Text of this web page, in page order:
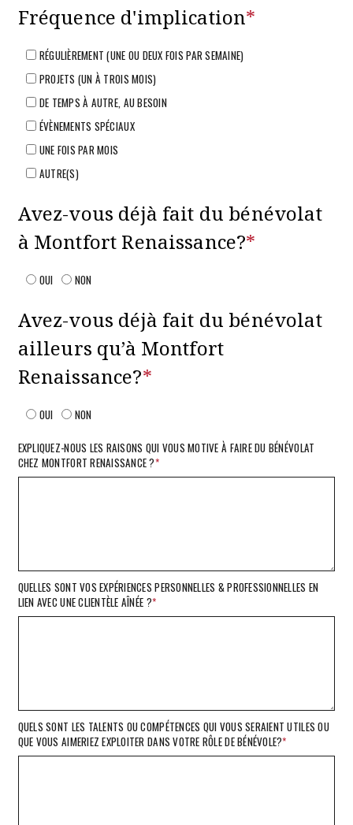
Fréquence d'implication*
RÉGULIÈREMENT (UNE OU DEUX FOIS PAR SEMAINE)
PROJETS (UN À TROIS MOIS)
DE TEMPS À AUTRE, AU BESOIN
ÉVÈNEMENTS SPÉCIAUX
UNE FOIS PAR MOIS
AUTRE(S)
Avez-vous déjà fait du bénévolat
à Montfort Renaissance?*
OUI NON
Avez-vous déjà fait du bénévolat
ailleurs qu’à Montfort
Renaissance?*
OUI NON
EXPLIQUEZ-NOUS LES RAISONS QUI VOUS MOTIVE À FAIRE DU BÉNÉVOLAT
CHEZ MONTFORT RENAISSANCE ?*
QUELLES SONT VOS EXPÉRIENCES PERSONNELLES & PROFESSIONNELLES EN
LIEN AVEC UNE CLIENTÈLE AÎNÉE ?*
QUELS SONT LES TALENTS OU COMPÉTENCES QUI VOUS SERAIENT UTILES OU
QUE VOUS AIMERIEZ EXPLOITER DANS VOTRE RÔLE DE BÉNÉVOLE?*